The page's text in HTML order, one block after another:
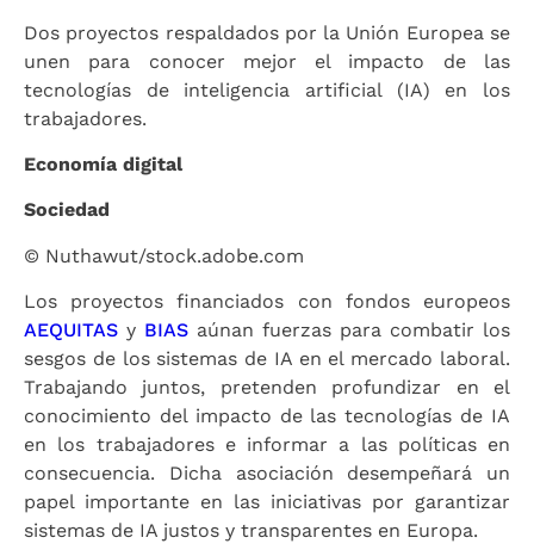
Dos proyectos respaldados por la Unión Europea se
unen para conocer mejor el impacto de las
tecnologías de inteligencia artificial (IA) en los
trabajadores.
Economía digital
Sociedad
© Nuthawut/stock.adobe.com
Los proyectos financiados con fondos europeos
AEQUITAS y BIAS aúnan fuerzas para combatir los
sesgos de los sistemas de IA en el mercado laboral.
Trabajando juntos, pretenden profundizar en el
conocimiento del impacto de las tecnologías de IA
en los trabajadores e informar a las políticas en
consecuencia. Dicha asociación desempeñará un
papel importante en las iniciativas por garantizar
sistemas de IA justos y transparentes en Europa.